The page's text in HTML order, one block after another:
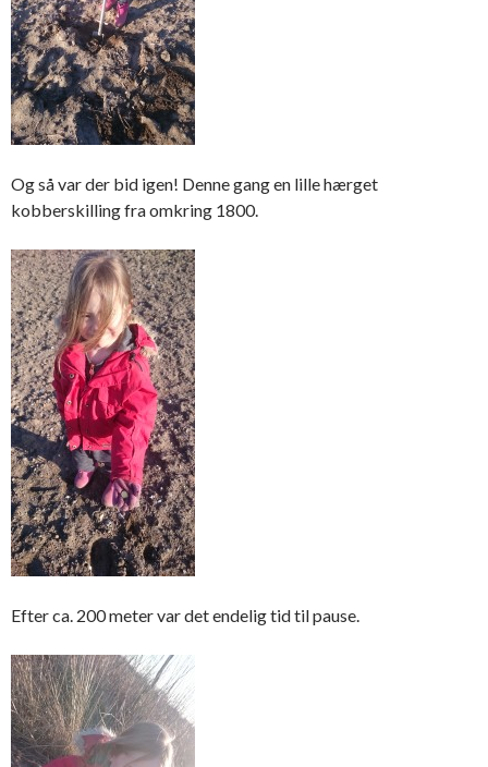
Og så var der bid igen! Denne gang en lille hærget
kobberskilling fra omkring 1800.
Efter ca. 200 meter var det endelig tid til pause.